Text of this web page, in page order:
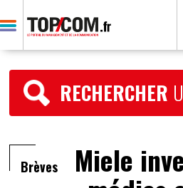
RECHERCHER
Brèves Miele